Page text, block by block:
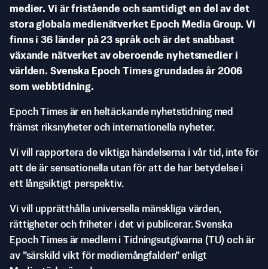
medier. Vi är fristående och samtidigt en del av det
stora globala medienätverket Epoch Media Group. Vi
finns i 36 länder på 23 språk och är det snabbast
växande nätverket av oberoende nyhetsmedier i
världen. Svenska Epoch Times grundades år 2006
som webbtidning.
Epoch Times är en heltäckande nyhetstidning med
främst riksnyheter och internationella nyheter.
Vi vill rapportera de viktiga händelserna i vår tid, inte för
att de är sensationella utan för att de har betydelse i
ett långsiktigt perspektiv.
Vi vill upprätthålla universella mänskliga värden,
rättigheter och friheter i det vi publicerar. Svenska
Epoch Times är medlem i Tidningsutgivarna (TU) och är
av ”särskild vikt för mediemångfalden” enligt